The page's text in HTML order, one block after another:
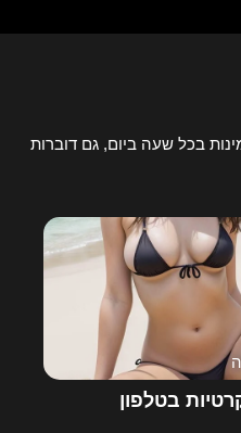
בכל שעה ביום, גם דוברות
בטלפון